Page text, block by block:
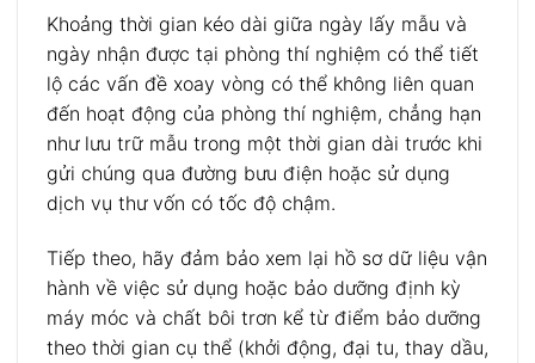
Khoảng thời gian kéo dài giữa ngày lấy mẫu và
ngày nhận được tại phòng thí nghiệm có thể tiết
lộ các vấn đề xoay vòng có thể không liên quan
đến hoạt động của phòng thí nghiệm, chẳng hạn
như lưu trữ mẫu trong một thời gian dài trước khi
gửi chúng qua đường bưu điện hoặc sử dụng
dịch vụ thư vốn có tốc độ chậm.
Tiếp theo, hãy đảm bảo xem lại hồ sơ dữ liệu vận
hành về việc sử dụng hoặc bảo dưỡng định kỳ
máy móc và chất bôi trơn kể từ điểm bảo dưỡng
theo thời gian cụ thể (khởi động, đại tu, thay dầu,